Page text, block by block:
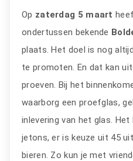
Op zaterdag 5 maart
ondertussen bekende
plaats. Het doel is nog
te promoten. En dat kan
proeven. Bij het
waarborg een proefglas,
inlevering van het glas.
jetons, er is keuze uit 45
bieren. Zo kun je met